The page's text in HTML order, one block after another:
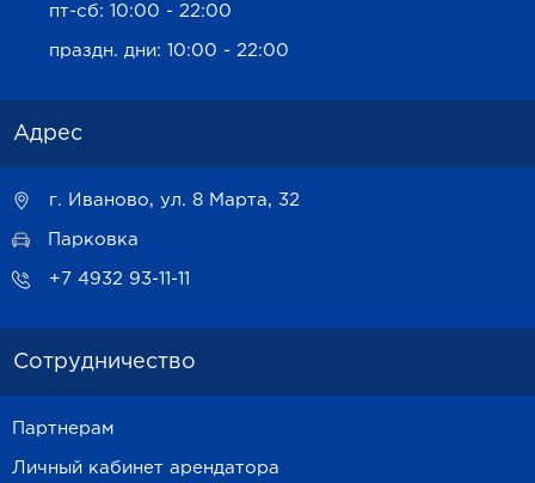
пт-сб: 10:00 - 22:00
праздн. дни: 10:00 - 22:00
Адрес
г. Иваново, ул. 8 Марта, 32
Парковка
+7 4932 93-11-11
Сотрудничество
Партнерам
Личный кабинет арендатора